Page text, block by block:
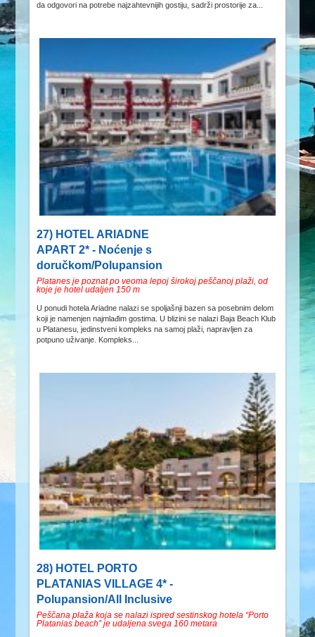
da odgovori na potrebe najzahtevnijih gostiju, sadrži prostorije za...
27) HOTEL ARIADNE
APART 2* - Noćenje s
doručkom/Polupansion
Platanes je poznat po veoma lepoj širokoj peščanoj plaži, od
koje je hotel udaljen 150 m
U ponudi hotela Ariadne nalazi se spoljašnji bazen sa posebnim delom
koji je namenjen najmlađim gostima. U blizini se nalazi Baja Beach Klub
u Platanesu, jedinstveni kompleks na samoj plaži, napravljen za
potpuno uživanje. Kompleks...
28) HOTEL PORTO
PLATANIAS VILLAGE 4* -
Polupansion/All Inclusive
Peščana plaža koja se nalazi ispred sestinskog hotela “Porto
Platanias beach” je udaljena svega 160 metara